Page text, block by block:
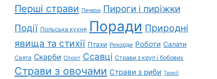
Перші страви Печери Пироги і пиріжки
Події Польська кухня Поради Природні
явища та стихії Птахи Рекорди Роботи Салати
Свята Скарби Спорт Ссавці Страви з круп і бобових
Страви з овочами Страви з риби Теорії